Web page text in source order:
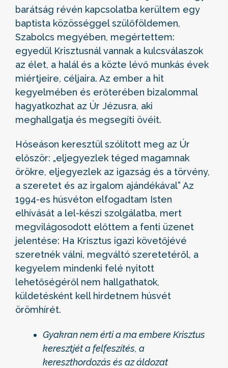
barátság révén kapcsolatba kerültem egy
baptista közösséggel szülőföldemen,
Szabolcs megyében, megértettem:
egyedül Krisztusnál vannak a kulcsválaszok
az élet, a halál és a közte lévő munkás évek
miértjeire, céljaira. Az ember a hit
kegyelmében és erőterében bizalommal
hagyatkozhat az Úr Jézusra, aki
meghallgatja és megsegíti övéit.
Hóseáson keresztül szólított meg az Úr
először: „eljegyezlek téged magamnak
örökre, eljegyezlek az igazság és a törvény,
a szeretet és az irgalom ajándékával” Az
1994-es húsvéton elfogadtam Isten
elhívását a lel-készi szolgálatba, mert
megvilágosodott előttem a fenti üzenet
jelentése: Ha Krisztus igazi követőjévé
szeretnék válni, megváltó szeretetéről, a
kegyelem mindenki felé nyitott
lehetőségéről nem hallgathatok,
küldetésként kell hirdetnem húsvét
örömhírét.
Gyakran nem érti a ma embere Krisztus
keresztjét a felfeszítés, a
kereszthordozás és az áldozat